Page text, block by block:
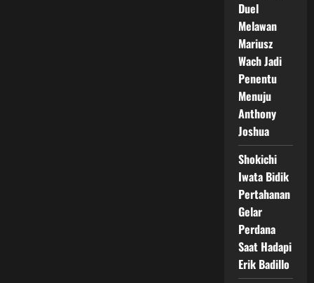
Duel
Melawan
Mariusz
Wach Jadi
Penentu
Menuju
Anthony
Joshua
Shokichi
Iwata Bidik
Pertahanan
Gelar
Perdana
Saat Hadapi
Erik Badillo